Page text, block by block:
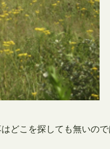
どこを探しても無いの